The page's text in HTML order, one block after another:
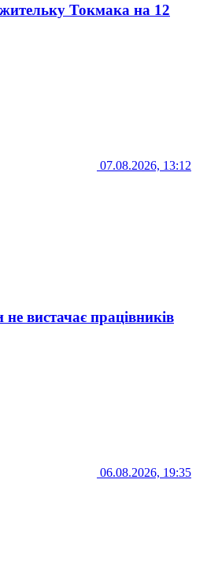
Токмака на 12
07.08.2026, 13:12
вистачає працівників
06.08.2026, 19:35